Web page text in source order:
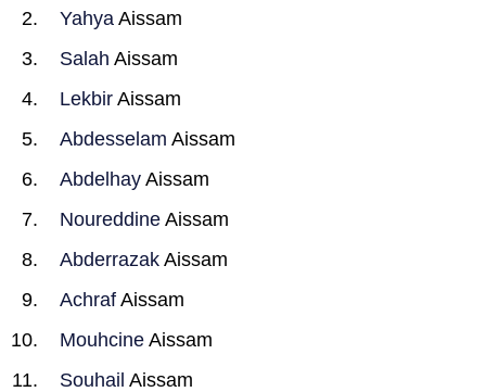
Yahya Aissam
Salah Aissam
Lekbir Aissam
Abdesselam Aissam
Abdelhay Aissam
Noureddine Aissam
Abderrazak Aissam
Achraf Aissam
Mouhcine Aissam
Souhail Aissam